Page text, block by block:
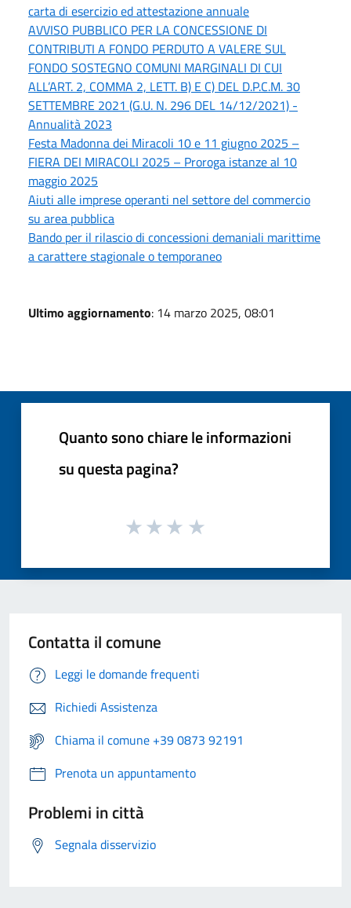
carta di esercizio ed attestazione annuale
AVVISO PUBBLICO PER LA CONCESSIONE DI
CONTRIBUTI A FONDO PERDUTO A VALERE SUL
FONDO SOSTEGNO COMUNI MARGINALI DI CUI
ALL’ART. 2, COMMA 2, LETT. B) E C) DEL D.P.C.M. 30
SETTEMBRE 2021 (G.U. N. 296 DEL 14/12/2021) -
Annualità 2023
Festa Madonna dei Miracoli 10 e 11 giugno 2025 –
FIERA DEI MIRACOLI 2025 – Proroga istanze al 10
maggio 2025
Aiuti alle imprese operanti nel settore del commercio
su area pubblica
Bando per il rilascio di concessioni demaniali marittime
a carattere stagionale o temporaneo
Ultimo aggiornamento: 14 marzo 2025, 08:01
Quanto sono chiare le informazioni
su questa pagina?
Contatta il comune
Leggi le domande frequenti
Richiedi Assistenza
Chiama il comune +39 0873 92191
Prenota un appuntamento
Problemi in città
Segnala disservizio